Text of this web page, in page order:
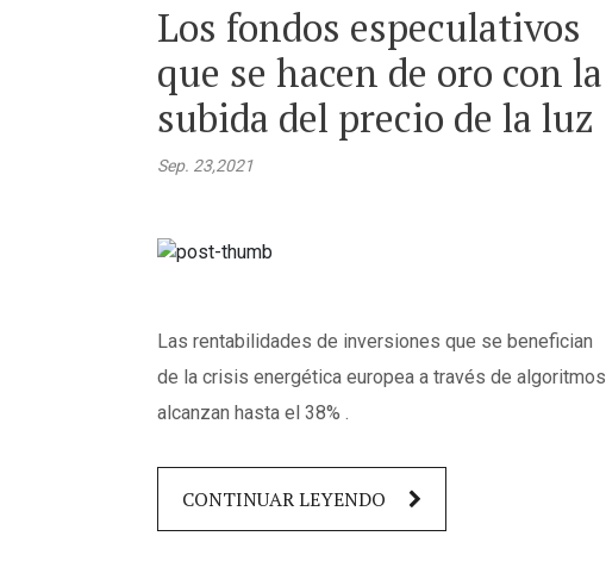
Los fondos especulativos
que se hacen de oro con la
subida del precio de la luz
Sep. 23,2021
Las rentabilidades de inversiones que se benefician
de la crisis energética europea a través de algoritmos
alcanzan hasta el 38% .
CONTINUAR LEYENDO